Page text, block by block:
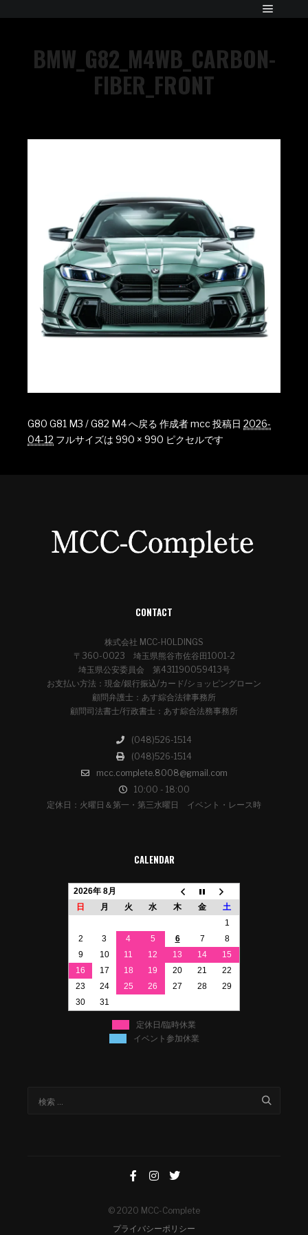
BMW_G82_M4WB_CARBON-
FIBER_FRONT
G80 G81 M3 / G82 M4 へ戻る 作成者mcc投稿日 2026-
04-12 フルサイズは 990 × 990 ピクセルです
CONTACT
株式会社 MCC-HOLDINGS
〒360-0023 埼玉県熊谷市佐谷田1001-2
埼玉県公安委員会 第431190059413号
お支払い方法：現金/銀行振込/カード/ショッピングローン
顧問弁護士：あす綜合法律事務所
顧問司法書士/行政書士：あす綜合法務事務所
(048)526-1514
(048)526-1514
mcc.complete.8008@gmail.com
10:00 - 18:00
定休日：火曜日＆第一・第三水曜日 イベント・レース時
CALENDAR
2026年 8月
日
月 火 水 木 金
土
1
2
3 4 5 6 7
8
9
10 11 12 13 14
15
16
17 18 19 20 21
22
23
24 25 26 27 28
29
30
31
定休日/臨時休業
イベント参加休業
© 2020 MCC-Complete
プライバシーポリシー